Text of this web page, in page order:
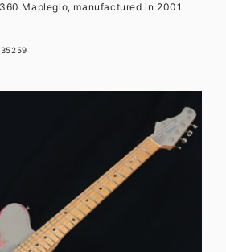
Mapleglo, manufactured in 2001